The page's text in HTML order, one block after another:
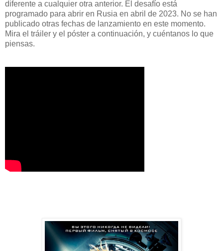
diferente a cualquier otra anterior. El desafío está
programado para abrir en Rusia en abril de 2023. No se han
publicado otras fechas de lanzamiento en este momento.
Mira el tráiler y el póster a continuación, y cuéntanos lo que
piensas.